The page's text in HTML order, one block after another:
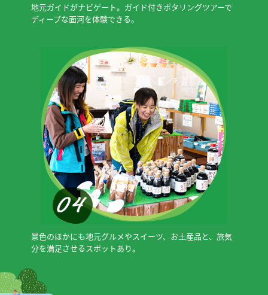
地元ガイドがナビゲート。ガイド付きポタリングツアーで
ディープな面河を体験できる。
景色のほかにも地元グルメやスイーツ、お土産品と、旅気
分を満足させるスポットあり。